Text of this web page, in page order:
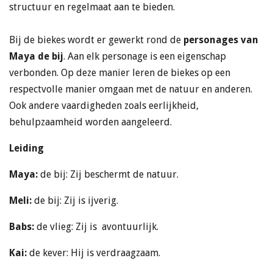
structuur en regelmaat aan te bieden.
Bij de biekes wordt er gewerkt rond de personages van
Maya de bij. Aan elk personage is een eigenschap
verbonden. Op deze manier leren de biekes op een
respectvolle manier omgaan met de natuur en anderen.
Ook andere vaardigheden zoals eerlijkheid,
behulpzaamheid worden aangeleerd.
Leiding
Maya: de bij: Zij beschermt de natuur.
Meli: de bij: Zij is ijverig.
Babs: de vlieg: Zij is avontuurlijk.
Kai: de kever: Hij is verdraagzaam.